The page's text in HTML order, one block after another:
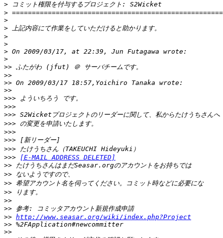
>
>
>
>
>
>
>
>
>>
>>
>>
>>
>>>
>>>
>>>
>>>
>>>
>>>
>>>
>>>
[E-MAIL ADDRESS DELETED]
>>
>>
>>
>>
>>
>>
>> http://www.seasar.org/wiki/index.php?Project
>>
>>